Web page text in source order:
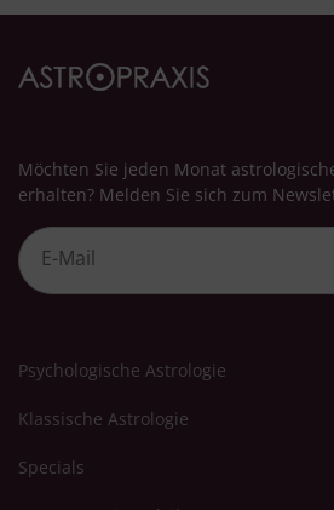
Möchten Sie jeden Monat
erhalten? Melden Sie sich zum
Psychologische Astrologie
Klassische Astrologie
Specials